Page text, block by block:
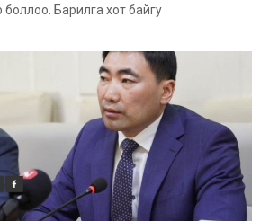
Барилга хот байгу